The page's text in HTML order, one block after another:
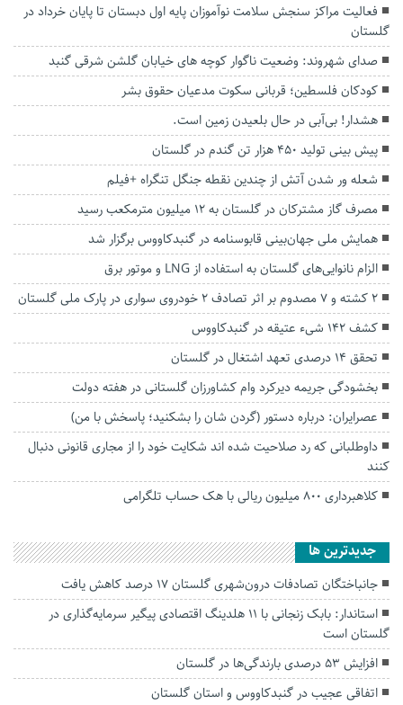
فعالیت مراکز سنجش سلامت نوآموزان پایه اول دبستان تا پایان خرداد در
گلستان
صدای شهروند: وضعیت ناگوار کوچه های خیابان گلشن شرقی گنبد
کودکان فلسطین؛ قربانی سکوت مدعیان حقوق بشر
هشدار! بی‌آبی در حال بلعیدن زمین است.
پیش بینی تولید ۴۵۰ هزار تن گندم در گلستان
شعله ور شدن آتش از چندین نقطه جنگل تنگراه +فیلم
مصرف گاز مشترکان در گلستان به ۱۲ میلیون مترمکعب رسید
همایش ملی جهان‌بینی قابوسنامه در گنبدکاووس برگزار شد
الزام نانوایی‌های گلستان به استفاده از LNG و موتور برق
2 کشته و ۷ مصدوم بر اثر تصادف ۲ خودروی سواری در پارک ملی گلستان
کشف ۱۴۲ شیء عتیقه در گنبدکاووس
تحقق ۱۴ درصدی تعهد اشتغال در گلستان
بخشودگی جریمه دیرکرد وام کشاورزان گلستانی در هفته دولت
عصرایران: درباره دستور (گردن شان را بشکنید؛ پاسخش با من)
داوطلبانی که رد صلاحیت شده اند شکایت خود را از مجاری قانونی دنبال
کنند
کلاهبرداری ۸۰۰ میلیون ریالی با هک حساب تلگرامی
جديدترين ها
جانباختگان تصادفات درون‌شهری گلستان ۱۷ درصد کاهش یافت
استاندار: بابک زنجانی با ۱۱ هلدینگ اقتصادی پیگیر سرمایه‌گذاری در
گلستان است
افزایش ۵۳ درصدی بارندگی‌ها در گلستان
اتفاقی عجیب در‌ گنبدکاووس و استان گلستان